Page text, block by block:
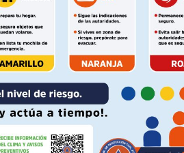
de privacidad
del Sitio
Propietaria / Financiación
cuenta
entre colores rojizos a
a una altura muy alta”.
suelos por ser ricas en
del pueblo del Sahara por los